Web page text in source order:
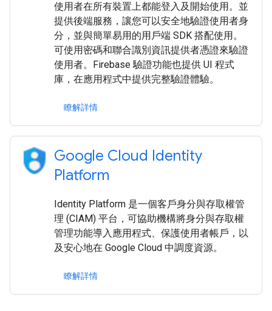
使用者在所有裝置上都能登入及開始使用。並
提供後端服務，讓您可以安全地驗證使用者身
分，並與簡單易用的用戶端 SDK 搭配使用。
可使用密碼和聯合識別資訊提供者憑證來驗證
使用者。Firebase 驗證功能也提供 UI 程式
庫，在應用程式中提供完整驗證體驗。
瞭解詳情
Google Cloud Identity
Platform
Identity Platform 是一個客戶身分與存取權管
理 (CIAM) 平台，可協助機構將身分與存取權
管理功能導入應用程式、保護使用者帳戶，以
及安心地在 Google Cloud 中調度資源。
瞭解詳情